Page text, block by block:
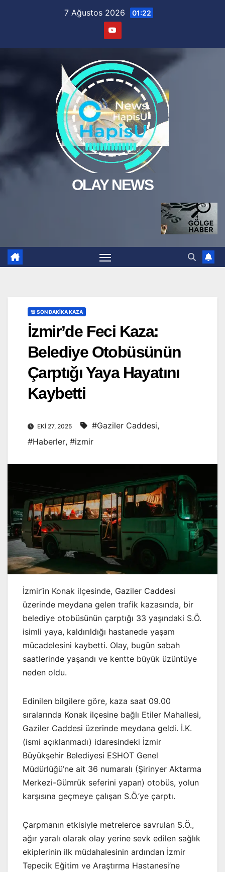
7 Ağustos 2026 01:22
OLAY NEWS
🚨 SON DAKİKA KAZA
İzmir’de Feci Kaza:
Belediye Otobüsünün
Çarptığı Yaya Hayatını
Kaybetti
EKI 27, 2025 #Gaziler Caddesi,
#Haberler, #izmir
İzmir’in Konak ilçesinde, Gaziler Caddesi
üzerinde meydana gelen trafik kazasında, bir
belediye otobüsünün çarptığı 33 yaşındaki S.Ö.
isimli yaya, kaldırıldığı hastanede yaşam
mücadelesini kaybetti. Olay, bugün sabah
saatlerinde yaşandı ve kentte büyük üzüntüye
neden oldu.
Edinilen bilgilere göre, kaza saat 09.00
sıralarında Konak ilçesine bağlı Etiler Mahallesi,
Gaziler Caddesi üzerinde meydana geldi. İ.K.
(ismi açıklanmadı) idaresindeki İzmir
Büyükşehir Belediyesi ESHOT Genel
Müdürlüğü’ne ait 36 numaralı (Şirinyer Aktarma
Merkezi-Gümrük seferini yapan) otobüs, yolun
karşısına geçmeye çalışan S.Ö.’ye çarptı.
Çarpmanın etkisiyle metrelerce savrulan S.Ö.,
ağır yaralı olarak olay yerine sevk edilen sağlık
ekiplerinin ilk müdahalesinin ardından İzmir
Tepecik Eğitim ve Araştırma Hastanesi’ne